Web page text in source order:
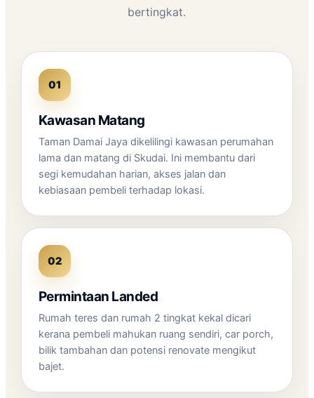
bertingkat.
01
Kawasan Matang
Taman Damai Jaya dikelilingi kawasan perumahan
lama dan matang di Skudai. Ini membantu dari
segi kemudahan harian, akses jalan dan
kebiasaan pembeli terhadap lokasi.
02
Permintaan Landed
Rumah teres dan rumah 2 tingkat kekal dicari
kerana pembeli mahukan ruang sendiri, car porch,
bilik tambahan dan potensi renovate mengikut
bajet.